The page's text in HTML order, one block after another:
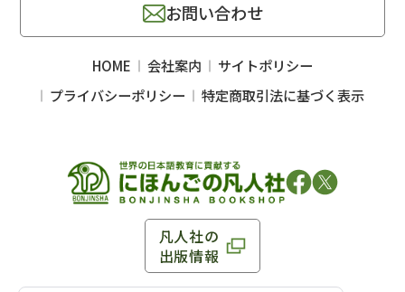
凡人社の
出版情報
お問い合わせ
HOME 会社案内
サイトポリシー
プライバシーポリシー
特定商取引法に基づく表示